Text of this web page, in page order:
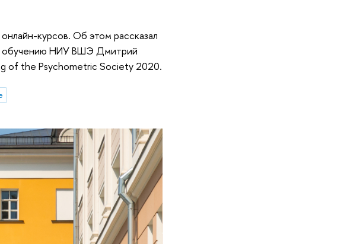
курсов. Об этом рассказал
обучению НИУ ВШЭ Дмитрий
of the Psychometric Society 2020.